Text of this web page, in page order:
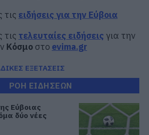
τις ειδήσεις για την Εύβοια
τις τελευταίες ειδήσεις για την
Κόσμο στο evima.gr
ΕΞΕΤΑΣΕΙΣ
ΡΟΗ ΕΙΔΗΣΕΩΝ
Εύβοιας
δύο νέες